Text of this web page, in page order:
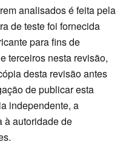
analisados ​​é feita pela
de teste foi fornecida
para fins de
terceiros nesta revisão,
desta revisão antes
de publicar esta
independente, a
à autoridade de